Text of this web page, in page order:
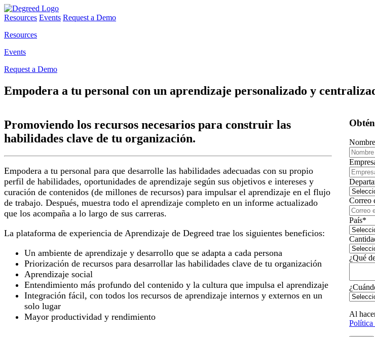
Resources Events Request a Demo
Resources
Events
Request a Demo
Empodera a tu personal con un aprendizaje personalizado y
Promoviendo los recursos necesarios para construir las
habilidades clave de tu organización.
Empodera a tu personal para que desarrolle las habilidades adecuadas con su propio
perfil de habilidades, oportunidades de aprendizaje según sus objetivos e intereses y
curación de contenidos (de millones de recursos) para impulsar el aprendizaje en el flujo
de trabajo. Después, muestra todo el aprendizaje completo en un informe actualizado
que los acompaña a lo largo de sus carreras.
La plataforma de experiencia de Aprendizaje de Degreed trae los siguientes beneficios:
Un ambiente de aprendizaje y desarrollo que se adapta a cada persona
Priorización de recursos para desarrollar las habilidades clave de tu organización
Aprendizaje social
Entendimiento más profundo del contenido y la cultura que impulsa el aprendizaje
Integración fácil, con todos los recursos de aprendizaje internos y externos en un
solo lugar
Mayor productividad y rendimiento
Nombre
Correo
País*
¿Qué
Al
Política